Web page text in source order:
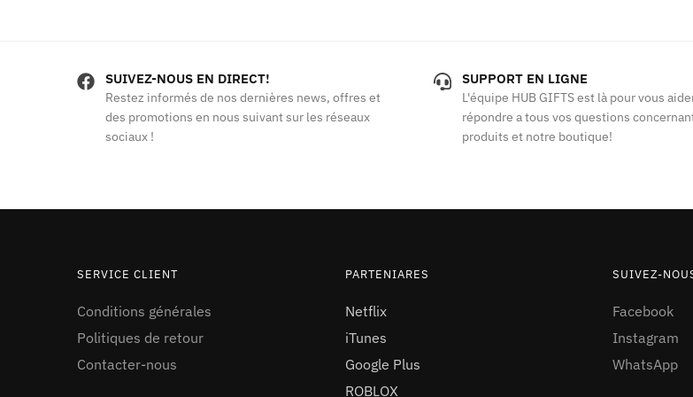
SUIVEZ-NOUS EN DIRECT!
Restez informés de nos dernières news, offres et
des promotions en nous suivant sur les réseaux
sociaux !
SUPPORT EN LIGNE
L'équipe HUB GIFTS est là pour vous
répondre a tous vos questions
produits et notre boutique!
SERVICE CLIENT
Conditions générales
Politiques de retour
Contacter-nous
PARTENIARES
Netflix
iTunes
Google Plus
ROBLOX
SUIVEZ-
Facebook
Instagram
WhatsApp